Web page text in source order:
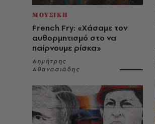
ΜΟΥΣΙΚΗ
French Fry: «Χάσαμε τον
αυθορμητισμό στο να
παίρνουμε ρίσκα»
Δημήτρης
Αθανασιάδης